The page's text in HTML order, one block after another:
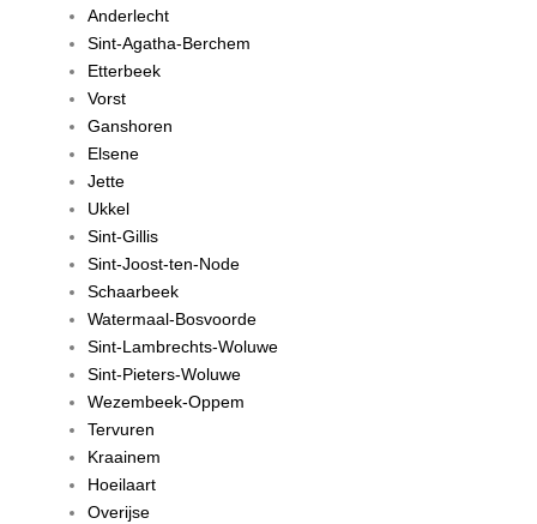
Anderlecht
Sint-Agatha-Berchem
Etterbeek
Vorst
Ganshoren
Elsene
Jette
Ukkel
Sint-Gillis
Sint-Joost-ten-Node
Schaarbeek
Watermaal-Bosvoorde
Sint-Lambrechts-Woluwe
Sint-Pieters-Woluwe
Wezembeek-Oppem
Tervuren
Kraainem
Hoeilaart
Overijse